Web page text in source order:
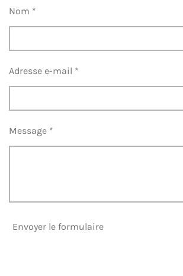
Nom *
Adresse e-mail *
Message *
Envoyer le formulaire